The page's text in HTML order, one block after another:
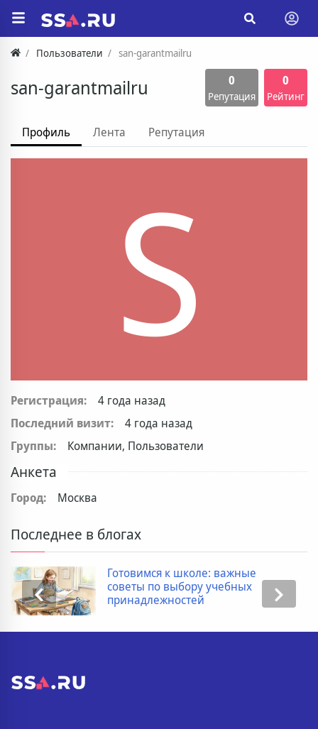
Пользователи san-garantmailru
san-garantmailru 0
Репутация
0
Рейтинг
Профиль Лента Репутация
S
Регистрация:
4 года назад
Последний визит:
4 года назад
Группы:
Компании, Пользователи
Анкета
Город: Москва
Последнее в блогах
Готовимся к школе: важные
советы по выбору учебных
принадлежностей